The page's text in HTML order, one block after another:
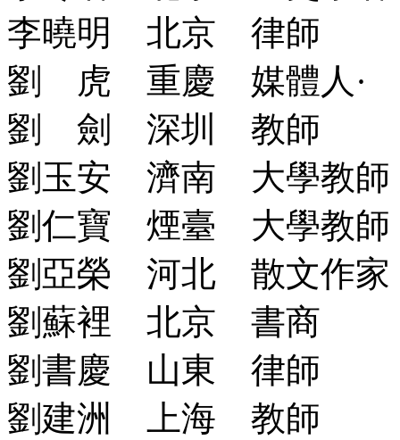
李曉明 北京 律師
劉 虎 重慶 媒體人 ·
劉 劍 深圳 教師
劉玉安 濟南 大學教師
劉仁寶 煙臺 大學教師
劉亞榮 河北 散文作家
劉蘇裡 北京 書商
劉書慶 山東 律師
劉建洲 上海 教師